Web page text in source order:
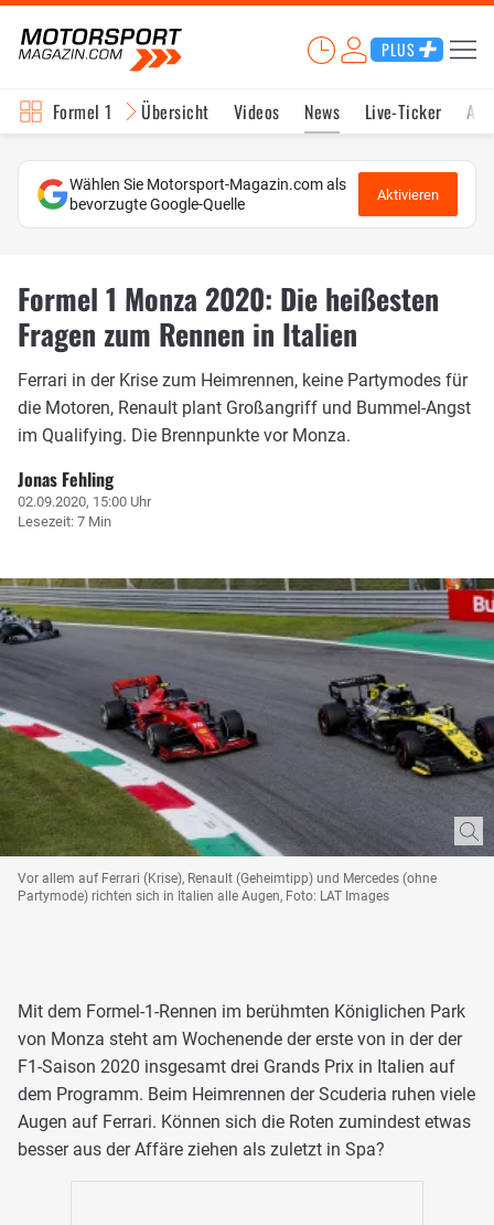
PLUS
Formel 1 Übersicht Videos News Live-Ticker
Wählen Sie Motorsport-Magazin.com als
bevorzugte Google-Quelle
Aktivieren
Formel 1 Monza 2020: Die heißesten
Fragen zum Rennen in Italien
Ferrari in der Krise zum Heimrennen, keine Partymodes für
die Motoren, Renault plant Großangriff und Bummel-Angst
im Qualifying. Die Brennpunkte vor Monza.
Jonas Fehling
02.09.2020, 15:00 Uhr
Lesezeit: 7 Min
Vor allem auf Ferrari (Krise), Renault (Geheimtipp) und Mercedes (ohne
Partymode) richten sich in Italien alle Augen, Foto: LAT Images
Mit dem Formel-1-Rennen im berühmten Königlichen Park
von Monza steht am Wochenende der erste von in der der
F1-Saison 2020 insgesamt drei Grands Prix in Italien auf
dem Programm. Beim Heimrennen der Scuderia ruhen viele
Augen auf Ferrari. Können sich die Roten zumindest etwas
besser aus der Affäre ziehen als zuletzt in Spa?